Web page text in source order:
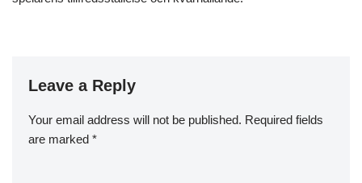
Leave a Reply
Your email address will not be published. Required fields
are marked *